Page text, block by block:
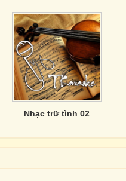
Nhạc trữ tình 02